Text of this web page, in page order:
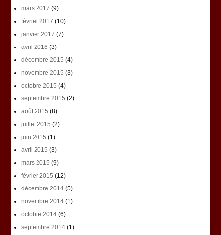
mars 2017 (9)
février 2017 (10)
janvier 2017 (7)
avril 2016 (3)
décembre 2015 (4)
novembre 2015 (3)
octobre 2015 (4)
septembre 2015 (2)
août 2015 (8)
juillet 2015 (2)
juin 2015 (1)
avril 2015 (3)
mars 2015 (9)
février 2015 (12)
décembre 2014(5)
novembre 2014(1)
octobre 2014(6)
septembre 2014(1)